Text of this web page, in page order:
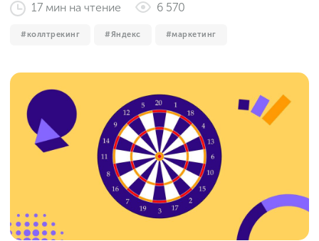
17 мин на чтение 6 570
коллтрекинг Яндекс маркетинг